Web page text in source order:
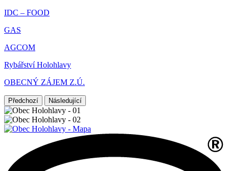
IDC – FOOD
GAS
AGCOM
Rybářství Holohlavy
OBECNÝ ZÁJEM Z.Ú.
Předchozí Následující